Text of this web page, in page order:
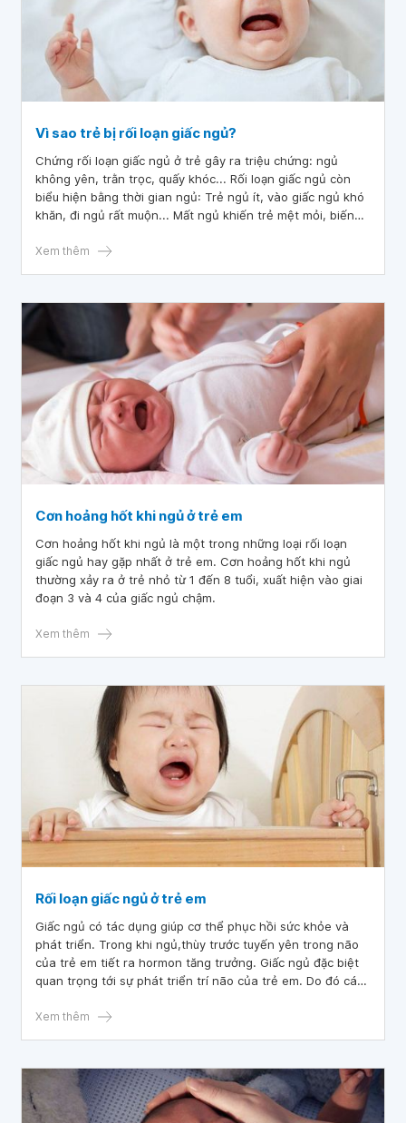
Vì sao trẻ bị rối loạn giấc ngủ?
Chứng rối loạn giấc ngủ ở trẻ gây ra triệu chứng: ngủ
không yên, trằn trọc, quấy khóc... Rối loạn giấc ngủ còn
biểu hiện bằng thời gian ngủ: Trẻ ngủ ít, vào giấc ngủ khó
khăn, đi ngủ rất muộn... Mất ngủ khiến trẻ mệt mỏi, biếng
loạn giấc ngủ?
Xem thêm
Cơn hoảng hốt khi ngủ ở trẻ em
Cơn hoảng hốt khi ngủ là một trong những loại rối loạn
giấc ngủ hay gặp nhất ở trẻ em. Cơn hoảng hốt khi ngủ
thường xảy ra ở trẻ nhỏ từ 1 đến 8 tuổi, xuất hiện vào giai
đoạn 3 và 4 của giấc ngủ chậm.
Xem thêm
Rối loạn giấc ngủ ở trẻ em
Giấc ngủ có tác dụng giúp cơ thể phục hồi sức khỏe và
phát triển. Trong khi ngủ,thùy trước tuyến yên trong não
của trẻ em tiết ra hormon tăng trưởng. Giấc ngủ đặc biệt
quan trọng tới sự phát triển trí não của trẻ em. Do đó các
điều chỉnh kịp thời sẽ ảnh hưởng rất nhiều tới sự phát triển
Xem thêm